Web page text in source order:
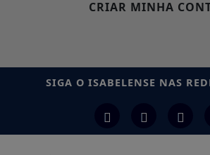
CRIAR MINHA
SIGA O ISABELENSE NAS